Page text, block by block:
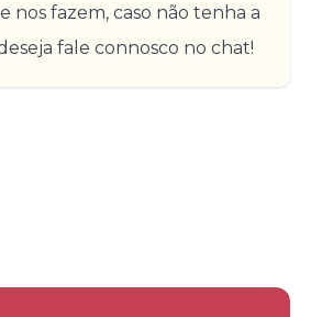
nos fazem, caso não tenha a
fale connosco no chat!